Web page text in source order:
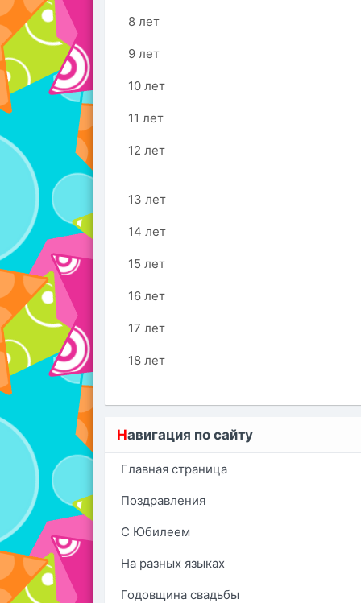
8 лет
9 лет
10 лет
11 лет
12 лет
13 лет
14 лет
15 лет
16 лет
17 лет
18 лет
Навигация по сайту
Главная страница
Поздравления
С Юбилеем
На разных языках
Годовщина свадьбы